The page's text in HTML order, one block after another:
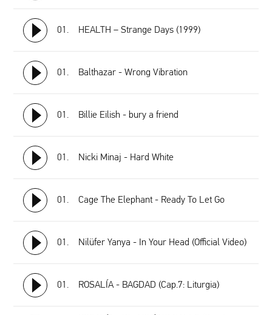
01. HEALTH – Strange Days (1999)
01. Balthazar - Wrong Vibration
01. Billie Eilish - bury a friend
01. Nicki Minaj - Hard White
01. Cage The Elephant - Ready To Let Go
01. Nilüfer Yanya - In Your Head (Official Video)
01. ROSALÍA - BAGDAD (Cap.7: Liturgia)